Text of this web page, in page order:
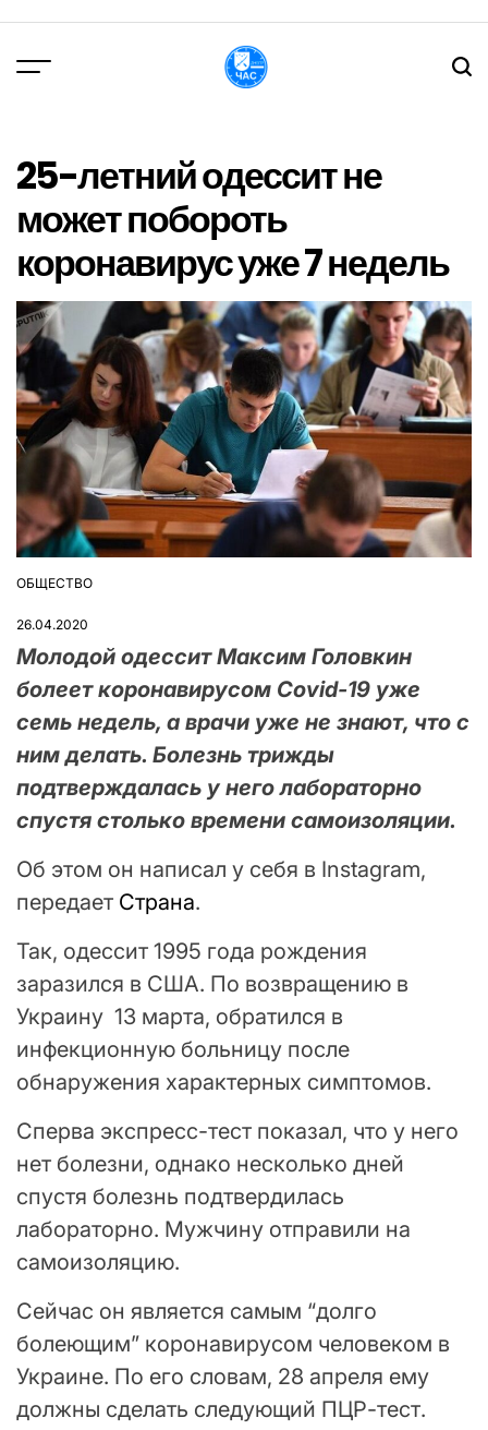
вмісту
25-летний одессит не
может побороть
коронавирус уже 7 недель
ОПУБЛІКУВАТИ
ОБЩЕСТВО
26.04.2020
Молодой одессит Максим Головкин
болеет коронавирусом Covid-19 уже
семь недель, а врачи уже не знают, что с
ним делать. Болезнь трижды
подтверждалась у него лабораторно
спустя столько времени самоизоляции.
Об этом он написал у себя в Instagram,
передает Страна.
Так, одессит 1995 года рождения
заразился в США. По возвращению в
Украину 13 марта, обратился в
инфекционную больницу после
обнаружения характерных симптомов.
Сперва экспресс-тест показал, что у него
нет болезни, однако несколько дней
спустя болезнь подтвердилась
лабораторно. Мужчину отправили на
самоизоляцию.
Сейчас он является самым “долго
болеющим” коронавирусом человеком в
Украине. По его словам, 28 апреля ему
должны сделать следующий ПЦР-тест.